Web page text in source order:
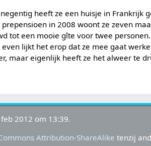
heeft ze een huisje in Frankrijk
prepensioen in 2008 woont ze zeven
tot een mooie gîte voor twee
even lijkt het erop dat ze mee gaat
maar eigenlijk heeft ze het alweer te
2012 om 13:39.
Attribution-ShareAlike tenzij